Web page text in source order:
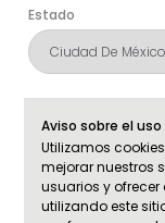
Síguenos en:
Aviso sobre el
Utilizamos
mejorar nuestros
usuarios y
utilizando este
Estado